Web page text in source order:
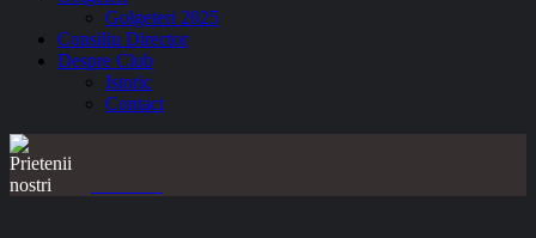
Golgeteri 2025
Consiliu Director
Despre Club
Istoric
Contact